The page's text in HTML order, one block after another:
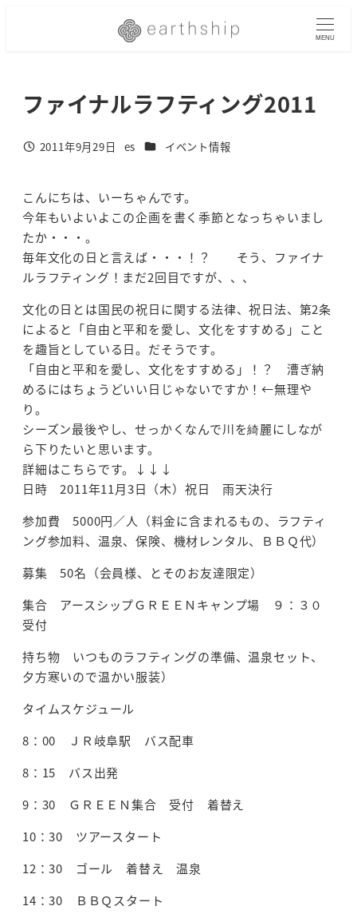
MENU
ファイナルラフティング2011
投稿日2011年9月29日
著
es カテゴリー
イベント情報
こんにちは、いーちゃんです。
今年もいよいよこの企画を書く季節となっちゃいまし
たか・・・。
毎年文化の日と言えば・・・！？ そう、ファイナ
ルラフティング！まだ2回目ですが、、、
文化の日とは国民の祝日に関する法律、祝日法、第2条
によると「自由と平和を愛し、文化をすすめる」こと
を趣旨としている日。だそうです。
「自由と平和を愛し、文化をすすめる」！？ 漕ぎ納
めるにはちょうどいい日じゃないですか！←無理や
り。
シーズン最後やし、せっかくなんで川を綺麗にしなが
ら下りたいと思います。
詳細はこちらです。↓↓↓
日時 2011年11月3日（木）祝日 雨天決行
参加費 5000円／人（料金に含まれるもの、ラフティ
ング参加料、温泉、保険、機材レンタル、ＢＢＱ代）
募集 50名（会員様、とそのお友達限定）
集合 アースシップＧＲＥＥＮキャンプ場 ９：３０
受付
持ち物 いつものラフティングの準備、温泉セット、
夕方寒いので温かい服装）
タイムスケジュール
8：00 ＪＲ岐阜駅 バス配車
8：15 バス出発
9：30 ＧＲＥＥＮ集合 受付 着替え
10：30 ツアースタート
12：30 ゴール 着替え 温泉
14：30 ＢＢＱスタート